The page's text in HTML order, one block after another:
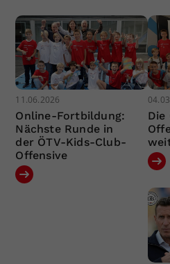
11.06.2026
Online-Fortbildung:
Nächste Runde in
der ÖTV-Kids-Club-
Offensive
Die